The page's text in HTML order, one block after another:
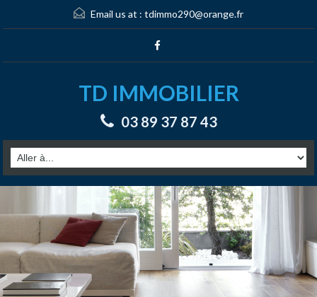
Email us at : tdimmo290@orange.fr
TD IMMOBILIER
03 89 37 87 43